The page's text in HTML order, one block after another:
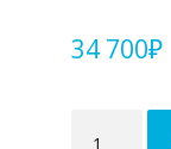
34 700₽